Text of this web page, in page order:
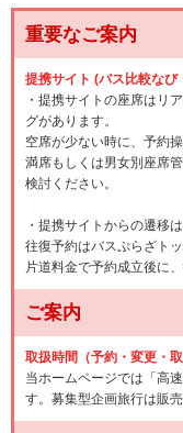
重要なご案内
提携サイト (バス比較な
・提携サイトの座席はリ
グがあります。
空席が少ない時に、予約
満席もしくは男女別座席
検討ください。
・提携サイトからの遷移
往復予約はバスぷらざト
片道料金で予約成立後に
ご案内
取扱時間（予約・変更・取
当ホームページでは「高
す。募集型企画旅行は販